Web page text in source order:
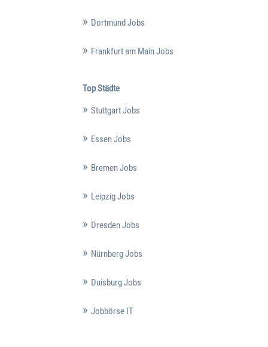
Dortmund Jobs
Frankfurt am Main Jobs
Top Städte
Stuttgart Jobs
Essen Jobs
Bremen Jobs
Leipzig Jobs
Dresden Jobs
Nürnberg Jobs
Duisburg Jobs
Jobbörse IT